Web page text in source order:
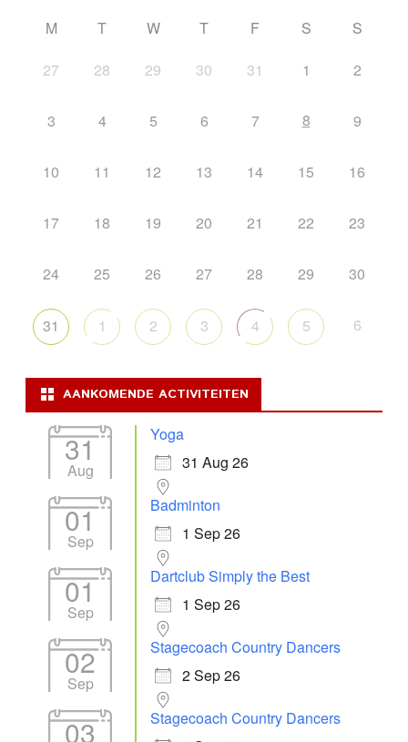
M T W T F S
S
27
28 29 30 31 1 2
3 4 5 6 7 8 9
10 11 12 13 14 15 16
17 18 19 20 21 22 23
24 25 26 27 28 29 30
31 1 2 3 4 5 6
AANKOMENDE ACTIVITEITEN
31
Aug
Yoga
31 Aug 26
01
Sep
Badminton
1 Sep 26
01
Sep
Dartclub Simply the Best
1 Sep 26
02
Sep
Stagecoach Country Dancers
2 Sep 26
03
Stagecoach Country Dancers